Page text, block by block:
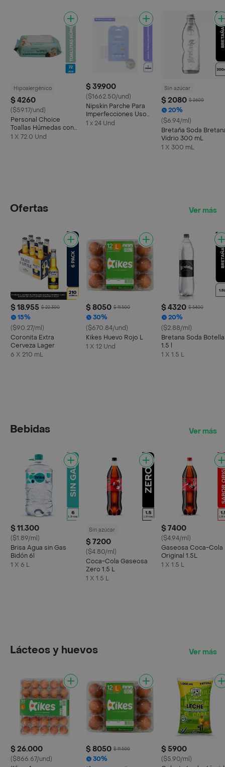
Hipoalergénico
$ 4260
($59.17/und)
Personal Choice
Toallas Húmedas con
Aloe Vera
1 X 72.0 Und
$ 39.900
($1662.50/und)
Nipskin Parche Para
Imperfecciones Uso
de Día
1 x 24 Und
Sin azúcar
$ 2080 $ 2600
20%
($6.94/ml)
Bretaña Soda
Vidrio 300 mL
1 X 300 mL
Ofertas Ver más
$ 18.955 $ 22.300
15%
($90.27/ml)
Coronita Extra
Cerveza Lager
6 X 210 mL
$ 8050 $ 11.500
30%
($670.84/und)
Kikes Huevo Rojo L
1 X 12 Und
$ 4320 $ 5400
20%
($2.88/ml)
Bretana Soda Botella
1.5 l
1 X 1.5 L
Bebidas Ver más
$ 11.300
($1.89/ml)
Brisa Agua sin Gas
Bidón 6l
1 X 6 L
Sin azúcar
$ 7200
($4.80/ml)
Coca-Cola Gaseosa
Zero 1.5 L
1 X 1.5 L
$ 7400
($4.94/ml)
Gaseosa Coca-Cola
Original 1.5L
1 X 1.5 L
Lácteos y huevos Ver más
$ 26.000
($866.67/und)
$ 8050 $ 11.500
30%
$ 5900
($5.90/ml)